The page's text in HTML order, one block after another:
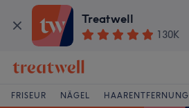
Treatwell
130K
FRISEUR NÄGEL HAARENTFERNUNG